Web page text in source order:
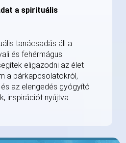
a spirituális
tanácsadás áll a
és fehérmágusi
eligazodni az élet
a párkapcsolatokról,
az elengedés gyógyító
inspirációt nyújtva